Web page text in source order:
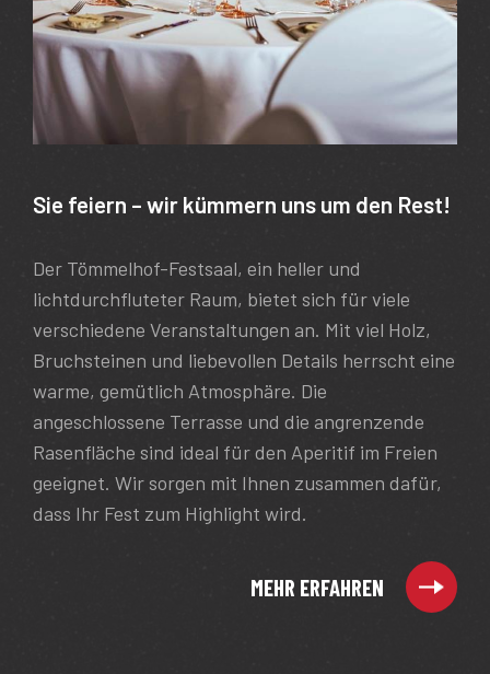
Sie feiern – wir kümmern uns um den Rest!
Der Tömmelhof-Festsaal, ein heller und
lichtdurchfluteter Raum, bietet sich für viele
verschiedene Veranstaltungen an. Mit viel Holz,
Bruchsteinen und liebevollen Details herrscht eine
warme, gemütlich Atmosphäre. Die
angeschlossene Terrasse und die angrenzende
Rasenfläche sind ideal für den Aperitif im Freien
geeignet. Wir sorgen mit Ihnen zusammen dafür,
dass Ihr Fest zum Highlight wird.
MEHR ERFAHREN